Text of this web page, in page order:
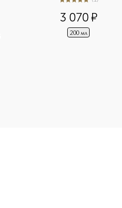
5из 51
3 070¤
200 мл